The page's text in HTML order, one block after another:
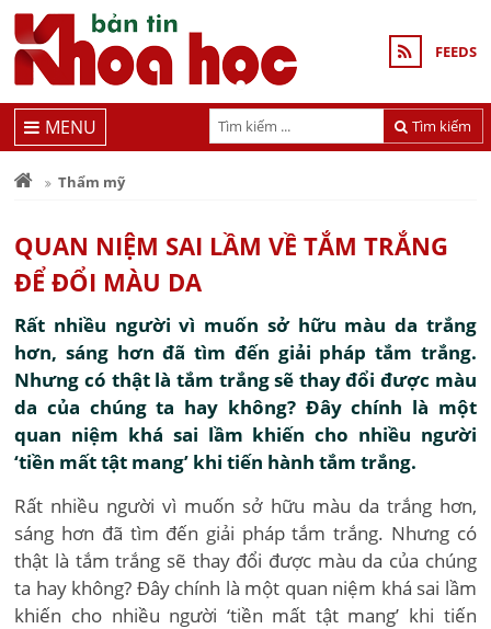
FEEDS
Tìm kiếm
MENU
Thẩm mỹ
QUAN NIỆM SAI LẦM VỀ TẮM TRẮNG
ĐỂ ĐỔI MÀU DA
Rất nhiều người vì muốn sở hữu màu da trắng
hơn, sáng hơn đã tìm đến giải pháp tắm trắng.
Nhưng có thật là tắm trắng sẽ thay đổi được màu
da của chúng ta hay không? Đây chính là một
quan niệm khá sai lầm khiến cho nhiều người
‘tiền mất tật mang’ khi tiến hành tắm trắng.
Rất nhiều người vì muốn sở hữu màu da trắng hơn,
sáng hơn đã tìm đến giải pháp tắm trắng. Nhưng có
thật là tắm trắng sẽ thay đổi được màu da của chúng
ta hay không? Đây chính là một quan niệm khá sai lầm
khiến cho nhiều người ‘tiền mất tật mang’ khi tiến